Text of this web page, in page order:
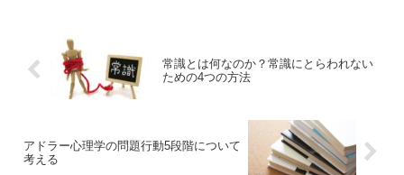
常識とは何なのか？常識にとらわれない
ための4つの方法
アドラー心理学の問題行動5段階について
考える